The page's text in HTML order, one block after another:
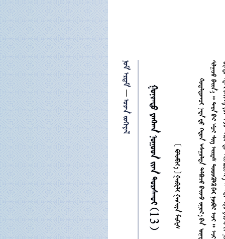
 

       13      

